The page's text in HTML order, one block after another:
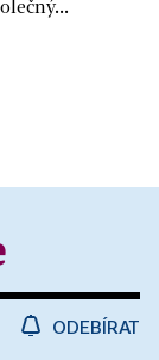
ODEBÍRAT